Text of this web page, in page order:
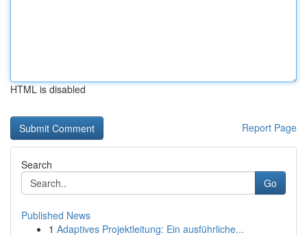
HTML is disabled
Report Page
Search
Go
Published News
1 Adaptives Projektleitung: Ein ausführliche...